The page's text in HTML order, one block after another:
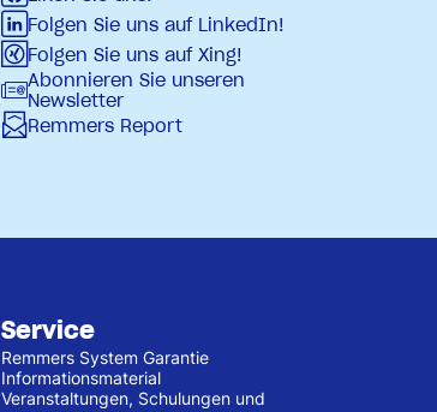
Folgen Sie uns auf LinkedIn!
Folgen Sie uns auf Xing!
Abonnieren Sie unseren
Newsletter
Remmers Report
Service
Remmers System Garantie
Informationsmaterial
Veranstaltungen, Schulungen und